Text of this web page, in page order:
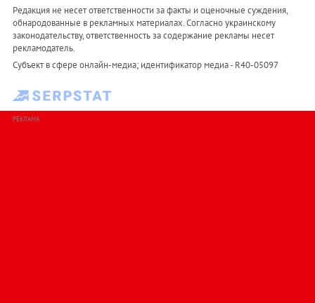
Редакция не несет ответственности за факты и оценочные суждения,
обнародованные в рекламных материалах. Согласно украинскому
законодательству, ответственность за содержание рекламы несет
рекламодатель.
Субъект в сфере онлайн-медиа; идентификатор медиа - R40-05097
РЕКЛАМА